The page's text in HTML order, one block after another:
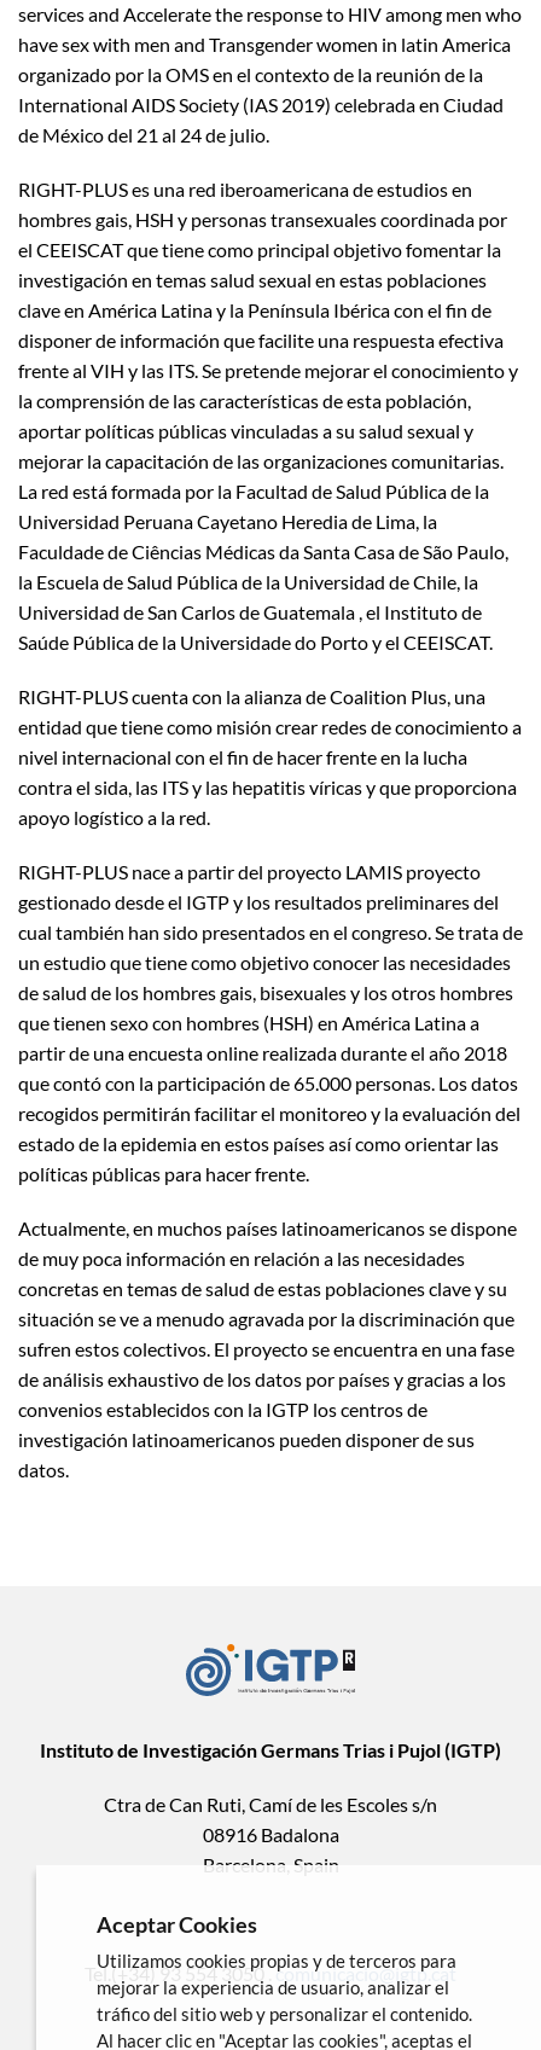
services and Accelerate the response to HIV among men who
have sex with men and Transgender women in latin America
organizado por la OMS en el contexto de la reunión de la
International AIDS Society (IAS 2019) celebrada en Ciudad
de México del 21 al 24 de julio.
RIGHT-PLUS es una red iberoamericana de estudios en
hombres gais, HSH y personas transexuales coordinada por
el CEEISCAT que tiene como principal objetivo fomentar la
investigación en temas salud sexual en estas poblaciones
clave en América Latina y la Península Ibérica con el fin de
disponer de información que facilite una respuesta efectiva
frente al VIH y las ITS. Se pretende mejorar el conocimiento y
la comprensión de las características de esta población,
aportar políticas públicas vinculadas a su salud sexual y
mejorar la capacitación de las organizaciones comunitarias.
La red está formada por la Facultad de Salud Pública de la
Universidad Peruana Cayetano Heredia de Lima, la
Faculdade de Ciências Médicas da Santa Casa de São Paulo,
la Escuela de Salud Pública de la Universidad de Chile, la
Universidad de San Carlos de Guatemala , el Instituto de
Saúde Pública de la Universidade do Porto y el CEEISCAT.
RIGHT-PLUS cuenta con la alianza de Coalition Plus, una
entidad que tiene como misión crear redes de conocimiento a
nivel internacional con el fin de hacer frente en la lucha
contra el sida, las ITS y las hepatitis víricas y que proporciona
apoyo logístico a la red.
RIGHT-PLUS nace a partir del proyecto LAMIS proyecto
gestionado desde el IGTP y los resultados preliminares del
cual también han sido presentados en el congreso. Se trata de
un estudio que tiene como objetivo conocer las necesidades
de salud de los hombres gais, bisexuales y los otros hombres
que tienen sexo con hombres (HSH) en América Latina a
partir de una encuesta online realizada durante el año 2018
que contó con la participación de 65.000 personas. Los datos
recogidos permitirán facilitar el monitoreo y la evaluación del
estado de la epidemia en estos países así como orientar las
políticas públicas para hacer frente.
Actualmente, en muchos países latinoamericanos se dispone
de muy poca información en relación a las necesidades
concretas en temas de salud de estas poblaciones clave y su
situación se ve a menudo agravada por la discriminación que
sufren estos colectivos. El proyecto se encuentra en una fase
de análisis exhaustivo de los datos por países y gracias a los
convenios establecidos con la IGTP los centros de
investigación latinoamericanos pueden disponer de sus
datos.
Instituto de Investigación Germans Trias i Pujol (IGTP)
Ctra de Can Ruti, Camí de les Escoles s/n
08916 Badalona
Barcelona, Spain
Tel.(+34) 93 554 3050 .comunicacio@igtp.cat
Aceptar Cookies
Utilizamos cookies propias y de terceros para
mejorar la experiencia de usuario, analizar el
tráfico del sitio web y personalizar el contenido.
Al hacer clic en "Aceptar las cookies", aceptas el